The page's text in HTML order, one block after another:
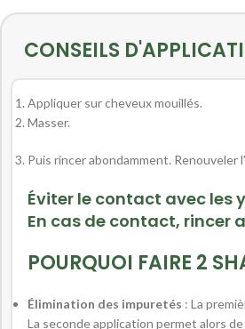
CONSEILS
Appliquer sur cheveux mouillés.
Masser.
Puis rincer abondamment. Renouveler
Éviter le contact avec les
En cas de contact, rincer
POURQUOI FAIRE 2
Élimination des impuretés : La
La seconde application permet alors de